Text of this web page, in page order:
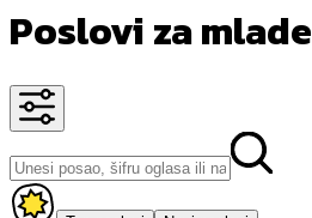
Poslovi za mlade